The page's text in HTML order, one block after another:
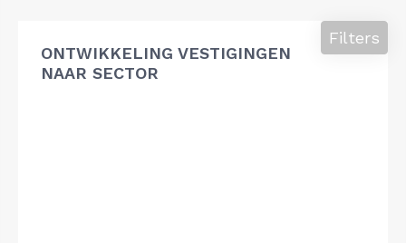
ONTWIKKELING VESTIGINGEN
NAAR SECTOR
Filters